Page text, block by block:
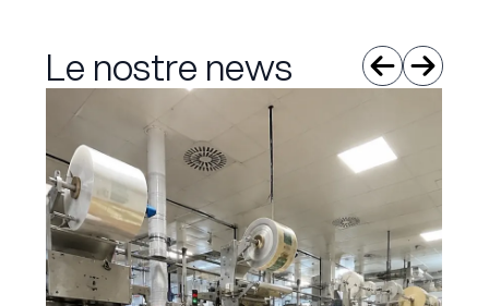
Le nostre news